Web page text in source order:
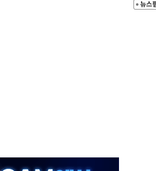
기 고객 묶는다
국 팝업스토어 운영
막대한 무기 보유"
형 확대'
3% 급등…금값 보합
직접 협상 없어"